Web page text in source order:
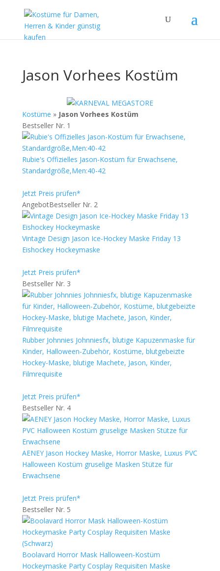
Jason Vorhees Kostüm
Kostüme » Jason Vorhees Kostüm
Bestseller Nr. 1
Rubie's Offizielles Jason-Kostüm für Erwachsene,
Standardgröße,Men:40-42
Jetzt Preis prüfen*
AngebotBestseller Nr. 2
Vintage Design Jason Ice-Hockey Maske Friday 13
Eishockey Hockeymaske
Jetzt Preis prüfen*
Bestseller Nr. 3
Rubber Johnnies Johnniesfx, blutige Kapuzenmaske für
Kinder, Halloween-Zubehör, Kostüme, blutgebeizte
Hockey-Maske, blutige Machete, Jason, Kinder,
Filmrequisite
Jetzt Preis prüfen*
Bestseller Nr. 4
AENEY Jason Hockey Maske, Horror Maske, Luxus PVC
Halloween Kostüm gruselige Masken Stütze für
Erwachsene
Jetzt Preis prüfen*
Bestseller Nr. 5
Boolavard Horror Mask Halloween-Kostüm
Hockeymaske Party Cosplay Requisiten Maske